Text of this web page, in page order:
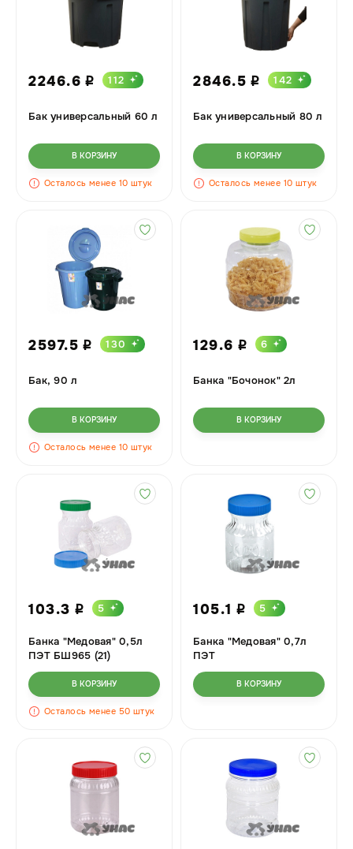
2246.6 i 112
Бак универсальный 60 л
В КОРЗИНУ
Осталось менее 10 штук
2846.5 i 142
Бак универсальный 80 л
В КОРЗИНУ
Осталось менее 10 штук
2597.5 i 130
Бак, 90 л
В КОРЗИНУ
Осталось менее 10 штук
129.6 i 6
Банка "Бочонок" 2л
В КОРЗИНУ
103.3 i 5
Банка "Медовая" 0,5л
ПЭТ БШ965 (21)
В КОРЗИНУ
Осталось менее 50 штук
105.1 i 5
Банка "Медовая" 0,7л
ПЭТ
В КОРЗИНУ